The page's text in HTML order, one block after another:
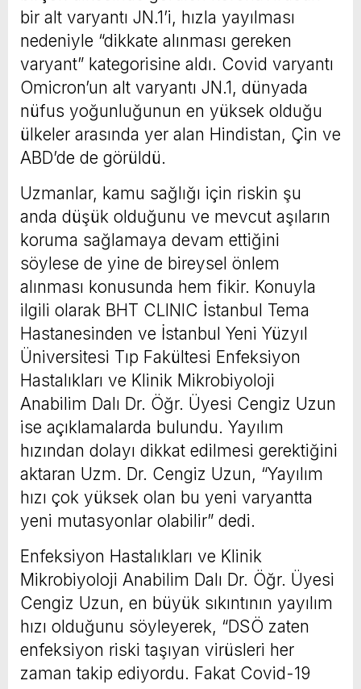
bir alt varyantı JN.1’i, hızla yayılması
nedeniyle “dikkate alınması gereken
varyant” kategorisine aldı. Covid varyantı
Omicron’un alt varyantı JN.1, dünyada
nüfus yoğunluğunun en yüksek olduğu
ülkeler arasında yer alan Hindistan, Çin ve
ABD’de de görüldü.
Uzmanlar, kamu sağlığı için riskin şu
anda düşük olduğunu ve mevcut aşıların
koruma sağlamaya devam ettiğini
söylese de yine de bireysel önlem
alınması konusunda hem fikir. Konuyla
ilgili olarak BHT CLINIC İstanbul Tema
Hastanesinden ve İstanbul Yeni Yüzyıl
Üniversitesi Tıp Fakültesi Enfeksiyon
Hastalıkları ve Klinik Mikrobiyoloji
Anabilim Dalı Dr. Öğr. Üyesi Cengiz Uzun
ise açıklamalarda bulundu. Yayılım
hızından dolayı dikkat edilmesi gerektiğini
aktaran Uzm. Dr. Cengiz Uzun, “Yayılım
hızı çok yüksek olan bu yeni varyantta
yeni mutasyonlar olabilir” dedi.
Enfeksiyon Hastalıkları ve Klinik
Mikrobiyoloji Anabilim Dalı Dr. Öğr. Üyesi
Cengiz Uzun, en büyük sıkıntının yayılım
hızı olduğunu söyleyerek, “DSÖ zaten
enfeksiyon riski taşıyan virüsleri her
zaman takip ediyordu. Fakat Covid-19